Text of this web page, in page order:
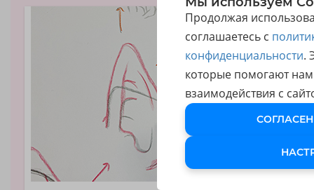
Продолжая
соглашаетесь с
конфиденциальности.
которые помогают
взаимодействия с